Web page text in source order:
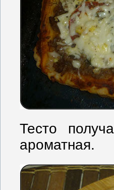
Тесто
ароматная.